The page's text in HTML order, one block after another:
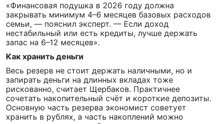
«Финансовая подушка в 2026 году должна
закрывать минимум 4–6 месяцев базовых расходов
семьи, — пояснил эксперт. — Если доход
нестабильный или есть кредиты, лучше держать
запас на 6–12 месяцев».
Как хранить деньги
Весь резерв не стоит держать наличными, но и
запирать деньги на длинных вкладах тоже
рискованно, считает Щербаков. Практичнее
сочетать накопительный счёт и короткие депозиты.
Основную часть резерва экономист советует
хранить в рублях, а часть накоплений можно